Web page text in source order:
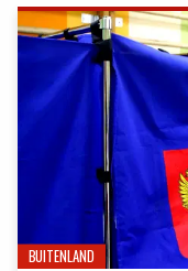
BUITENLAND